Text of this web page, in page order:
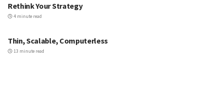
Rethink Your Strategy
4 minute read
Thin, Scalable, Computerless
13 minute read